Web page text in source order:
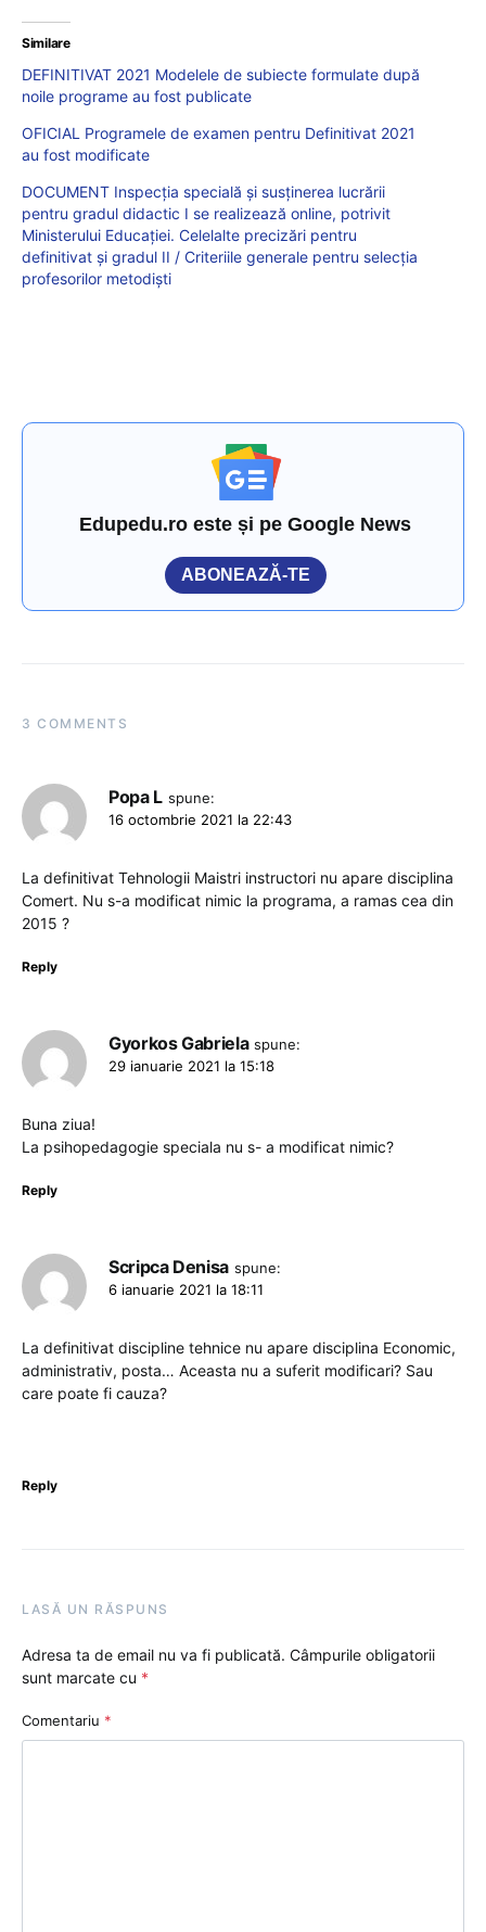
Similare
DEFINITIVAT 2021 Modelele de subiecte formulate după
noile programe au fost publicate
OFICIAL Programele de examen pentru Definitivat 2021
au fost modificate
DOCUMENT Inspecția specială și susținerea lucrării
pentru gradul didactic I se realizează online, potrivit
Ministerului Educației. Celelalte precizări pentru
definitivat și gradul II / Criteriile generale pentru selecția
profesorilor metodiști
Edupedu.ro este și pe Google News
ABONEAZĂ-TE
3 COMMENTS
Popa L spune:
16 octombrie 2021 la 22:43
La definitivat Tehnologii Maistri instructori nu apare disciplina
Comert. Nu s-a modificat nimic la programa, a ramas cea din
2015 ?
Reply
Gyorkos Gabriela spune:
29 ianuarie 2021 la 15:18
Buna ziua!
La psihopedagogie speciala nu s- a modificat nimic?
Reply
Scripca Denisa spune:
6 ianuarie 2021 la 18:11
La definitivat discipline tehnice nu apare disciplina Economic,
administrativ, posta… Aceasta nu a suferit modificari? Sau
care poate fi cauza?
Reply
LASĂ UN RĂSPUNS
Adresa ta de email nu va fi publicată. Câmpurile obligatorii
sunt marcate cu *
Comentariu *